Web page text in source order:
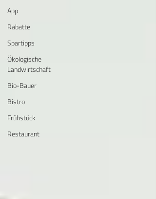
App
Rabatte
Spartipps
Ökologische
Landwirtschaft
Bio-Bauer
Bistro
Frühstück
Restaurant